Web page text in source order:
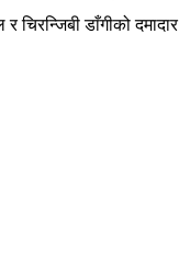
चिरन्जिबी डाँगीको दमादार